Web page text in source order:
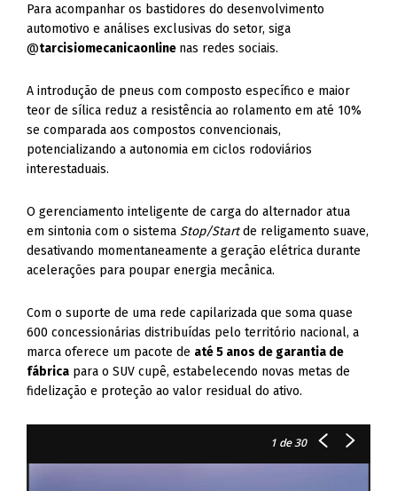
Para acompanhar os bastidores do desenvolvimento
automotivo e análises exclusivas do setor, siga
@tarcisiomecanicaonline nas redes sociais.
A introdução de pneus com composto específico e maior
teor de sílica reduz a resistência ao rolamento em até 10%
se comparada aos compostos convencionais,
potencializando a autonomia em ciclos rodoviários
interestaduais.
O gerenciamento inteligente de carga do alternador atua
em sintonia com o sistema Stop/Startde religamento suave,
desativando momentaneamente a geração elétrica durante
acelerações para poupar energia mecânica.
Com o suporte de uma rede capilarizada que soma quase
600 concessionárias distribuídas pelo território nacional, a
marca oferece um pacote de até 5 anos de garantia de
fábrica para o SUV cupê, estabelecendo novas metas de
fidelização e proteção ao valor residual do ativo.
1de 30